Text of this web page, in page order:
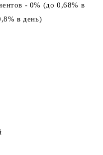
- 0% (до 0,68% в
в день)